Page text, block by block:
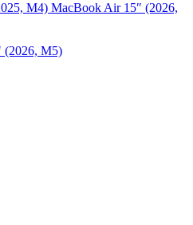
M4) MacBook Air 15″ (2026,
(2026, M5)